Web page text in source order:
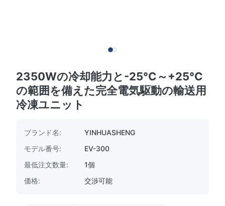
2350Wの冷却能力と-25°C～+25°C
の範囲を備えた完全電気駆動の輸送用
冷凍ユニット
ブランド名:
YINHUASHENG
モデル番号:
EV-300
最低注文数量:
1個
価格:
交渉可能